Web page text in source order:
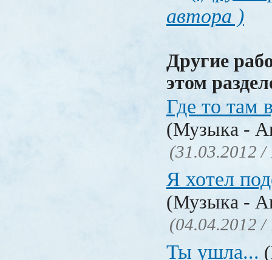
автора )
Другие
этом
Где то там
(Музыка -
(31.03.2012 /
Я хотел
(Музыка -
(04.04.2012 /
Ты ушла...